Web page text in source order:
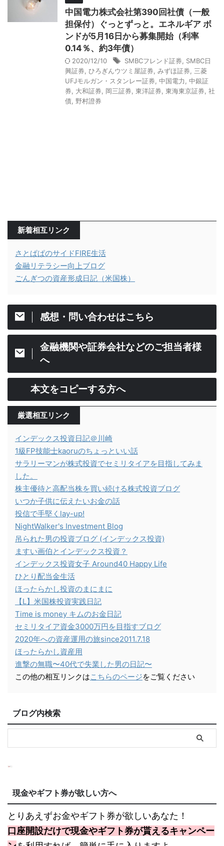
中国電力株式会社第390回社債（一般
担保付）ぐっとずっと。エネルギア ボ
ンドが5月16日から募集開始（利率
0.14％、約3年債）
2020/12/10 SMBCフレンド証券
SMBC日
興証券 ひろぎんウツミ屋証券 みずほ証券
三菱
UFJモルガン・スタンレー証券 中国電力
中銀証
券
大和証券 岡三証券 東洋証券 東海東京証券 社
債 野村證券
新着相互リンク
さとぱぱのサイドFIRE生活
金融リテラシー向上ブログ
ごんぎつの資産形成日記（米国株）
感想・問い合わせはこちら
金融機関や証券会社などのご担当者様
へ
本文をコピーする方へ
厳選相互リンク
インデックス投資日記＠川崎
1級FP技能士kaoruのちょっといい話
サラリーマンが株式投資でセミリタイアを目指してみま
した。
株主優待と高配当株を買い続ける株式投資ブログ
いつか子供に伝えたいお金の話
投信で手堅くlay-up!
NightWalker's Investment Blog
吊られた男の投資ブログ (インデックス投資)
ますい画伯とインデックス投資？
インデックス投資女子 Around40 Happy Life
ひとり配当金生活
ほったらかし投資のまにまに
【L】米国株投資実践日記
Time is money キムのお金日記
セミリタイア資金3000万円を目指すブログ
2020年への資産運用の旅since2011.7.18
ほったらかし資産用
進撃の無職〜40代で失業した男の日記〜
この他の相互リンクはこちらのページをご覧ください
ブログ内検索
現金やギフト券が欲しい方へ
とりあえずお金やギフト券が欲しいあなた！
口座開設だけで現金やギフト券が貰えるキャンペー